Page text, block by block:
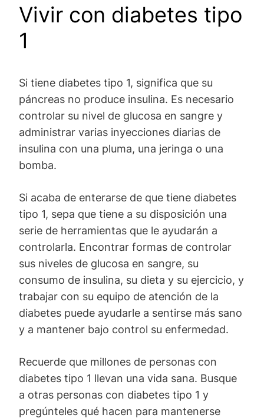
Vivir con diabetes tipo
1
Si tiene diabetes tipo 1, significa que su
páncreas no produce insulina. Es necesario
controlar su nivel de glucosa en sangre y
administrar varias inyecciones diarias de
insulina con una pluma, una jeringa o una
bomba.
Si acaba de enterarse de que tiene diabetes
tipo 1, sepa que tiene a su disposición una
serie de herramientas que le ayudarán a
controlarla. Encontrar formas de controlar
sus niveles de glucosa en sangre, su
consumo de insulina, su dieta y su ejercicio, y
trabajar con su equipo de atención de la
diabetes puede ayudarle a sentirse más sano
y a mantener bajo control su enfermedad.
Recuerde que millones de personas con
diabetes tipo 1 llevan una vida sana. Busque
a otras personas con diabetes tipo 1 y
pregúnteles qué hacen para mantenerse